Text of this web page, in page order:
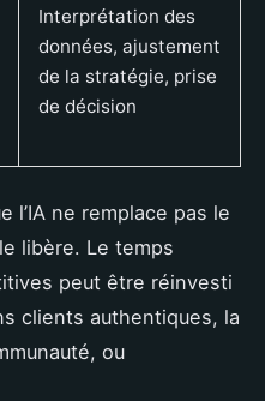
Interprétation des
données, ajustement
de la stratégie, prise
de décision
l’IA ne remplace pas le
libère. Le temps
peut être réinvesti
clients authentiques, la
ou